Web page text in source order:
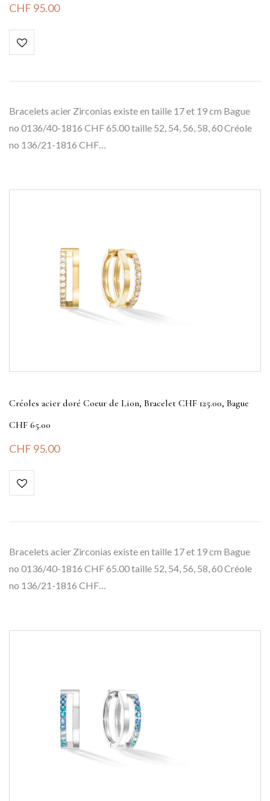
CHF 95.00
Bracelets acier Zirconias existe en taille 17 et 19 cm Bague
no 0136/40-1816 CHF 65.00 taille 52, 54, 56, 58, 60 Créole
no 136/21-1816 CHF…
Créoles acier doré Coeur de Lion, Bracelet CHF 125.00, Bague
CHF 65.00
CHF 95.00
Bracelets acier Zirconias existe en taille 17 et 19 cm Bague
no 0136/40-1816 CHF 65.00 taille 52, 54, 56, 58, 60 Créole
no 136/21-1816 CHF…